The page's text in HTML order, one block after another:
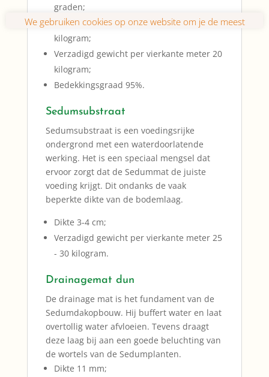
graden;
Droog gewicht per vierkante meter 15
kilogram;
Verzadigd gewicht per vierkante meter 20
kilogram;
Bedekkingsgraad 95%.
Sedumsubstraat
Sedumsubstraat is een voedingsrijke
ondergrond met een waterdoorlatende
werking. Het is een speciaal mengsel dat
ervoor zorgt dat de Sedummat de juiste
voeding krijgt. Dit ondanks de vaak
beperkte dikte van de bodemlaag.
Dikte 3-4 cm;
Verzadigd gewicht per vierkante meter 25
- 30 kilogram.
Drainagemat dun
De drainage mat is het fundament van de
Sedumdakopbouw. Hij buffert water en laat
overtollig water afvloeien. Tevens draagt
deze laag bij aan een goede beluchting van
de wortels van de Sedumplanten.
Dikte 11 mm;